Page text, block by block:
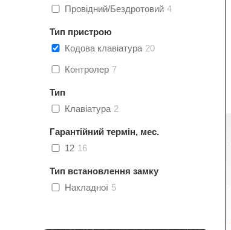
Провідний/Бездротовий 4
Тип пристрою
Кодова клавіатура 20
Контролер 7
Тип
Клавіатура 2
Гарантійний термін, мес.
12 16
Тип встановлення замку
Накладної 5